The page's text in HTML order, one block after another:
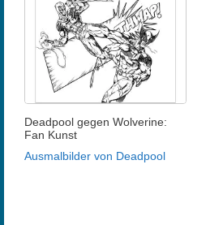
Deadpool gegen Wolverine:
Fan Kunst
Ausmalbilder von Deadpool